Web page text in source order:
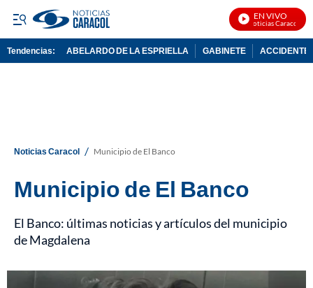
EN VIVO
Noticias Caracol En
Tendencias: ABELARDO DE LA ESPRIELLA GABINETE ACCIDENTE
Noticias Caracol / Municipio de El Banco
Municipio de El Banco
El Banco: últimas noticias y artículos del municipio
de Magdalena